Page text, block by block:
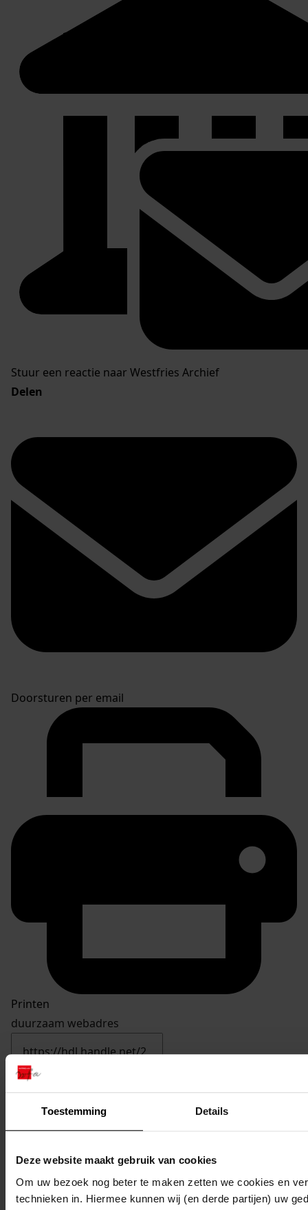
Toestemming Details
Deze website maakt gebruik van cookies
Om uw bezoek nog beter te maken zetten we cookies en
technieken in. Hiermee kunnen wij (en derde partijen) uw
Stuur een reactie naar Westfries Archief
Delen
Doorsturen per email
Printen
duurzaam webadres
Inventaris
990Bouwen van twee windturbines, 16-12-1986
Datering:
16-12-1986